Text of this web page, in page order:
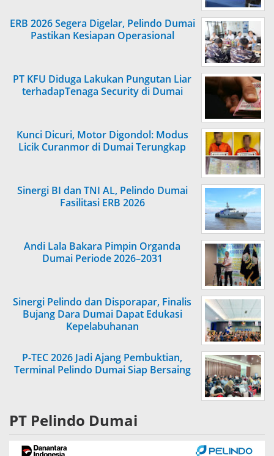
ERB 2026 Segera Digelar, Pelindo Dumai
Pastikan Kesiapan Operasional
PT KFU Diduga Lakukan Pungutan Liar
terhadapTenaga Security di Dumai
Kunci Dicuri, Motor Digondol: Modus
Licik Curanmor di Dumai Terungkap
Sinergi BI dan TNI AL, Pelindo Dumai
Fasilitasi ERB 2026
Andi Lala Bakara Pimpin Organda
Dumai Periode 2026–2031
Sinergi Pelindo dan Disporapar, Finalis
Bujang Dara Dumai Dapat Edukasi
Kepelabuhanan
P-TEC 2026 Jadi Ajang Pembuktian,
Terminal Pelindo Dumai Siap Bersaing
PT Pelindo Dumai